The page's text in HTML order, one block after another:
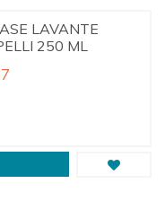
LAVANTE
250 ML